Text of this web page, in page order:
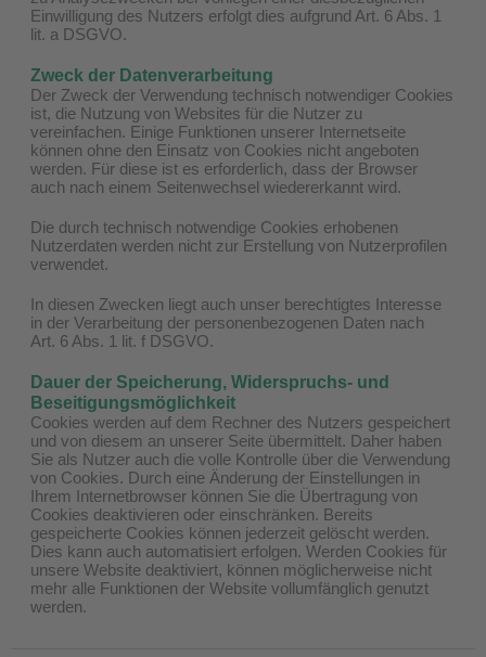
Einwilligung des Nutzers erfolgt dies aufgrund Art. 6 Abs. 1
lit. a DSGVO.
Zweck der Datenverarbeitung
Der Zweck der Verwendung technisch notwendiger Cookies
ist, die Nutzung von Websites für die Nutzer zu
vereinfachen. Einige Funktionen unserer Internetseite
können ohne den Einsatz von Cookies nicht angeboten
werden. Für diese ist es erforderlich, dass der Browser
auch nach einem Seitenwechsel wiedererkannt wird.
Die durch technisch notwendige Cookies erhobenen
Nutzerdaten werden nicht zur Erstellung von Nutzerprofilen
verwendet.
In diesen Zwecken liegt auch unser berechtigtes Interesse
in der Verarbeitung der personenbezogenen Daten nach
Art. 6 Abs. 1 lit. f DSGVO.
Dauer der Speicherung, Widerspruchs- und
Beseitigungsmöglichkeit
Cookies werden auf dem Rechner des Nutzers gespeichert
und von diesem an unserer Seite übermittelt. Daher haben
Sie als Nutzer auch die volle Kontrolle über die Verwendung
von Cookies. Durch eine Änderung der Einstellungen in
Ihrem Internetbrowser können Sie die Übertragung von
Cookies deaktivieren oder einschränken. Bereits
gespeicherte Cookies können jederzeit gelöscht werden.
Dies kann auch automatisiert erfolgen. Werden Cookies für
unsere Website deaktiviert, können möglicherweise nicht
mehr alle Funktionen der Website vollumfänglich genutzt
werden.